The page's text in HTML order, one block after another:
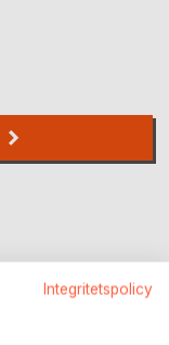
Integritetspolicy